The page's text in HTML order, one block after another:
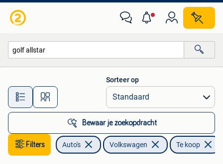
Alle afstanden…
Sorteer op
Bewaar je zoekopdracht
Filters Auto's Volkswagen Te koop